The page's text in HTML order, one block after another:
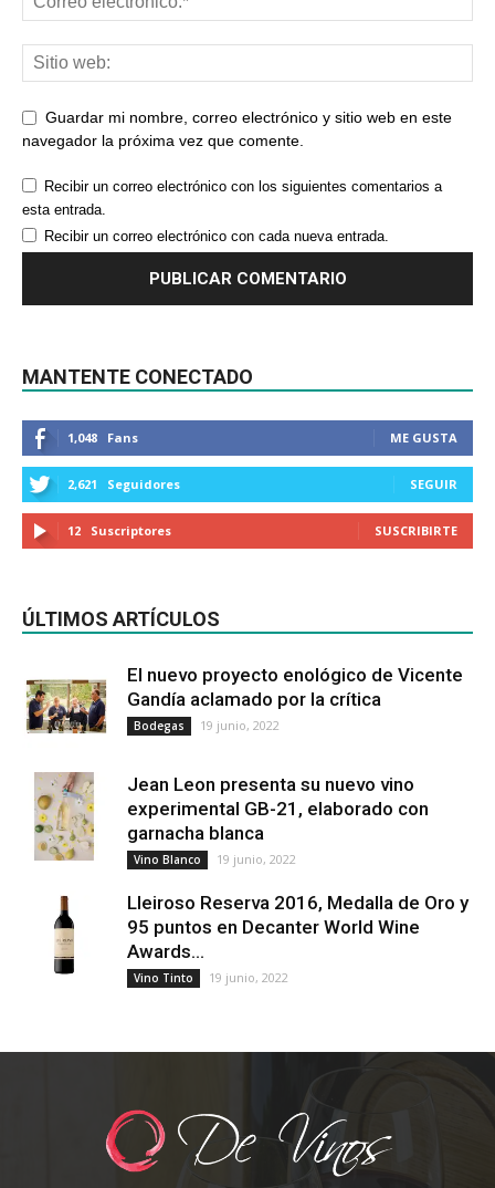
Guardar mi nombre, correo electrónico y sitio web en este
navegador la próxima vez que comente.
Recibir un correo electrónico con los siguientes comentarios a
esta entrada.
Recibir un correo electrónico con cada nueva entrada.
MANTENTE CONECTADO
1,048 Fans ME GUSTA
2,621 Seguidores SEGUIR
12 Suscriptores SUSCRIBIRTE
ÚLTIMOS ARTÍCULOS
El nuevo proyecto enológico de Vicente
Gandía aclamado por la crítica
Bodegas 19 junio, 2022
Jean Leon presenta su nuevo vino
experimental GB-21, elaborado con
garnacha blanca
Vino Blanco 19 junio, 2022
Lleiroso Reserva 2016, Medalla de Oro y
95 puntos en Decanter World Wine
Awards...
Vino Tinto 19 junio, 2022